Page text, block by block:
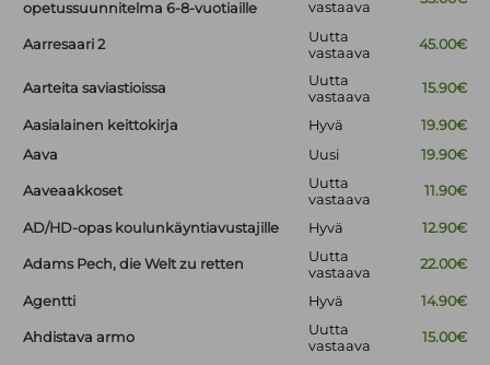
opetussuunnitelma 6-8-vuotiaille
vastaava
Aarresaari 2
Uutta
vastaava
45.00€
Aarteita saviastioissa
Uutta
vastaava
15.90€
Aasialainen keittokirja Hyvä
19.90€
Aava
Uusi 19.90€
Aaveaakkoset
Uutta
vastaava
11.90€
AD/HD-opas koulunkäyntiavustajille Hyvä 12.90€
Adams Pech, die Welt zu retten
Uutta
vastaava
22.00€
Agentti Hyvä 14.90€
Ahdistava armo
Uutta
vastaava
15.00€